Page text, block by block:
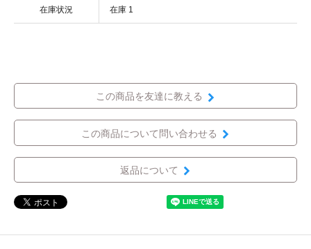
在庫状況 在庫 1
この商品を友達に教える
この商品について問い合わせる
返品について